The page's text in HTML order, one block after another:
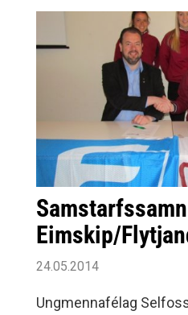
Eimskip/
24.05.2014
Ungmennafélag